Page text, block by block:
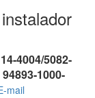
4004/5082-
1000-
mail